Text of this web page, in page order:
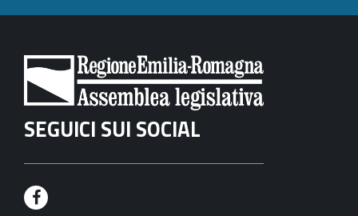
SEGUICI SUI SOCIAL
F